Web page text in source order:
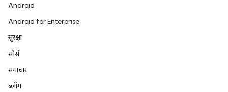
Android
Android for Enterprise
सुरक्षा
सोर्स
समाचार
ब्लॉग